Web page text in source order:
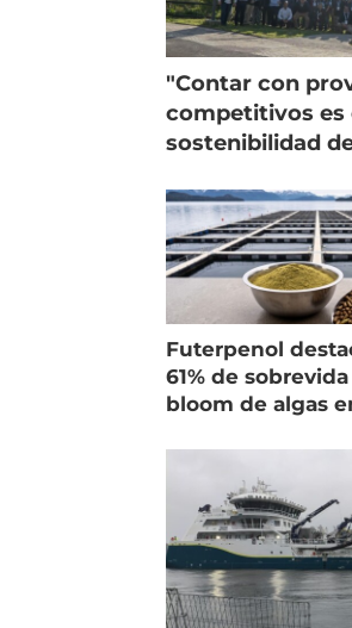
"Contar con
competitivos es
sostenibilidad
Futerpenol
61% de
bloom de algas